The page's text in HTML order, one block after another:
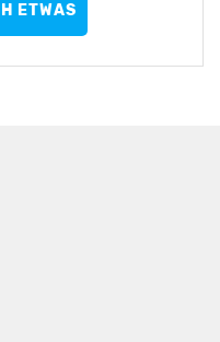
ETWAS